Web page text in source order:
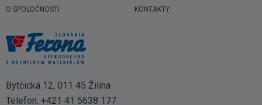
O SPOLOČNOSTI
KONTAKTY
Bytčická 12, 011 45 Žilina
Telefon: +421 41 5638 177